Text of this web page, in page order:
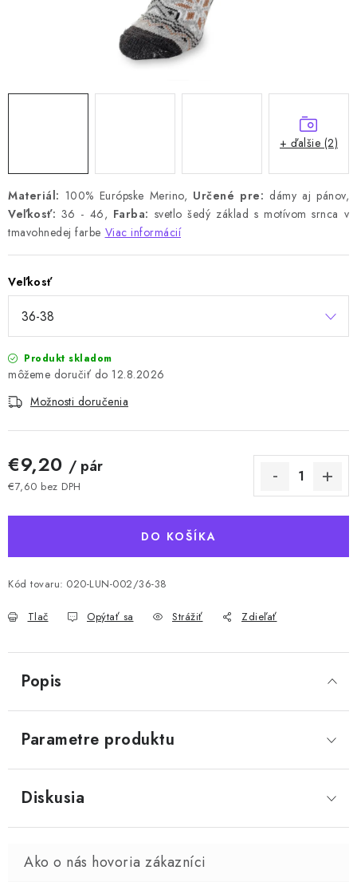
Materiál: 100% Európske Merino, Určené pre: dámy aj pánov,
Veľkosť: 36 - 46, Farba: svetlo šedý základ s motívom srnca v
tmavohnedej farbe Viac informácií
Veľkosť
Produkt skladom
12.8.2026
Možnosti doručenia
€9,20 / pár
€7,60 bez DPH
DO KOŠÍKA
Kód tovaru: 020-LUN-002/36-38
Tlač Opýtať sa Strážiť Zdieľať
+ ďalšie (2)
Popis
Parametre produktu
Diskusia